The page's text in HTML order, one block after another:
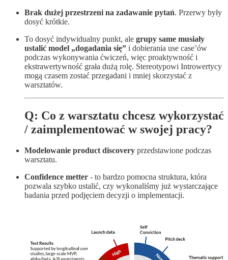
Brak dużej przestrzeni na zadawanie pytań. Przerwy były
dosyć krótkie.
To dosyć indywidualny punkt, ale grupy same musiały
ustalić model „dogadania się” i dobierania use case’ów
podczas wykonywania ćwiczeń, więc proaktywność i
ekstrawertywność grała dużą rolę. Stereotypowi Introwertycy
mogą czasem zostać przegadani i mniej skorzystać z
warsztatów.
Q: Co z warsztatu chcesz wykorzystać
/ zaimplementować w swojej pracy?
Modelowanie product discovery przedstawione podczas
warsztatu.
Confidence metter - to bardzo pomocna struktura, która
pozwala szybko ustalić, czy wykonaliśmy już wystarczające
badania przed podjęciem decyzji o implementacji.